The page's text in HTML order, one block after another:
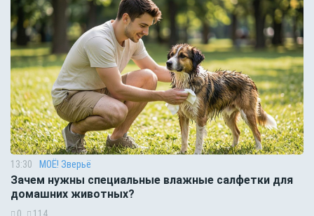
13:30 МОЁ! Зверьё
Зачем нужны специальные влажные салфетки для
домашних животных?
0 114